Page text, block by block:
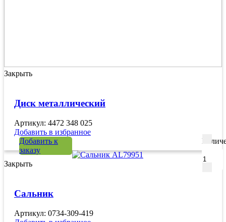
Закрыть
Диск металлический
Артикул: 4472 348 025
Добавить в избранное
Добавить к
заказу
Закрыть
Сальник
Артикул: 0734-309-419